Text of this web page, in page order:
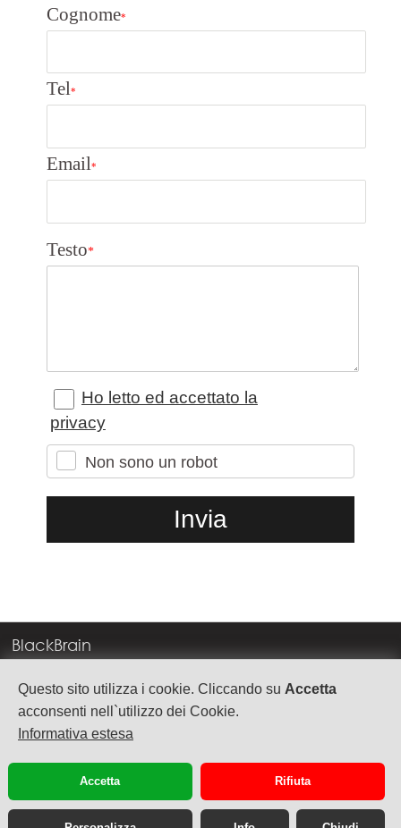
Questo sito utilizza i cookie. Cliccando su Accetta
acconsenti nell`utilizzo dei Cookie.
Informativa estesa
Accetta Rifiuta
Cognome*
Tel*
Email*
Testo*
Ho letto ed accettato la
privacy
Non sono un robot
BlackBrain
Corso Milano, 83
37138 Verona
TEL. +39 045 575888
P.Iva 03992340236